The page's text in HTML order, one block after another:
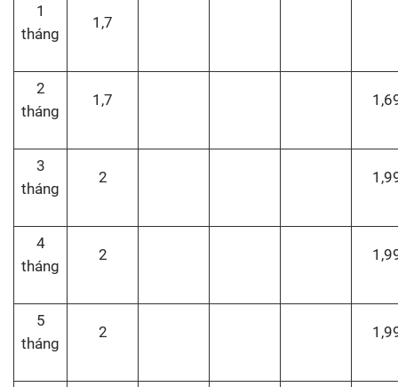
1
tháng
1,7
2
tháng
1,7
3
tháng
2
4
tháng
2
5
tháng
2